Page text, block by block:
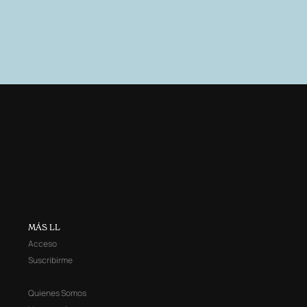
MÁS LL
Acceso
Suscribirme
Quienes Somos